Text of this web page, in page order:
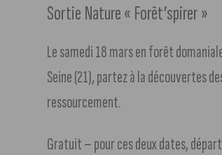
Sortie Nature « Forêt’spirer »
Le samedi 18 mars en forêt
Seine (21), partez à la découvertes
ressourcement.
Gratuit – pour ces deux dates,